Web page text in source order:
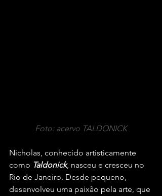
Foto: acervo TALDONICK
Nicholas, conhecido artisticamente
como Taldonick, nasceu e cresceu no
Rio de Janeiro. Desde pequeno,
desenvolveu uma paixão pela arte, que